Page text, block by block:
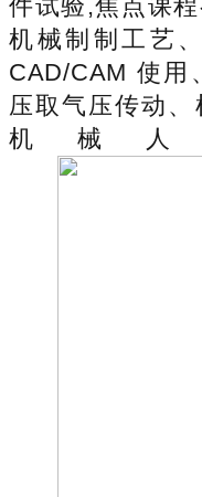
件试验,焦点课
机械制制工艺
CAD/CAM 使用
压取气压传动
机械